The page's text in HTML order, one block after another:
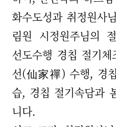
화수도성과 취정원사
림원 시정원주님의
선도수행 경칩 절기
선(仙家禪) 수행, 경
습, 경칩 절기속담과
니다.